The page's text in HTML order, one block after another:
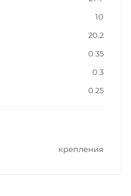
10
20.2
0.35
0.3
0.25
крепления